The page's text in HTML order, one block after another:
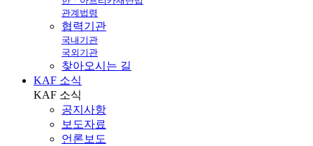
관계법령
협력기관
국내기관
국외기관
찾아오시는 길
KAF 소식
KAF 소식
공지사항
보도자료
언론보도